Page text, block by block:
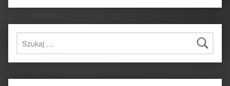
Szukaj: